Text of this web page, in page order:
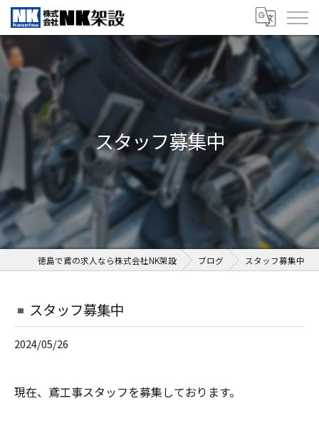
スタッフ募集中
徳島で鳶の求人なら株式会社NK架設 ブログ スタッフ募集中
スタッフ募集中
2024/05/26
現在、鳶工事スタッフを募集しております。